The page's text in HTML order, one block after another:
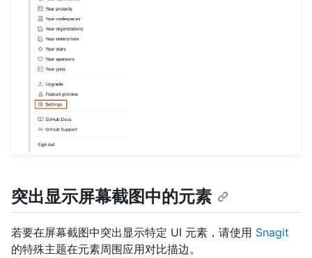
突出显示屏幕截图中的元素
若要在屏幕截图中突出显示特定 UI 元素，请使用 Snagit
的特殊主题在元素周围应用对比描边。